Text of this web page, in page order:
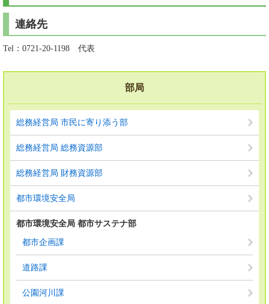
連絡先
Tel：0721-20-1198 代表
部局
総務経営局 市民に寄り添う部
総務経営局 総務資源部
総務経営局 財務資源部
都市環境安全局
都市環境安全局 都市サステナ部
都市企画課
道路課
公園河川課